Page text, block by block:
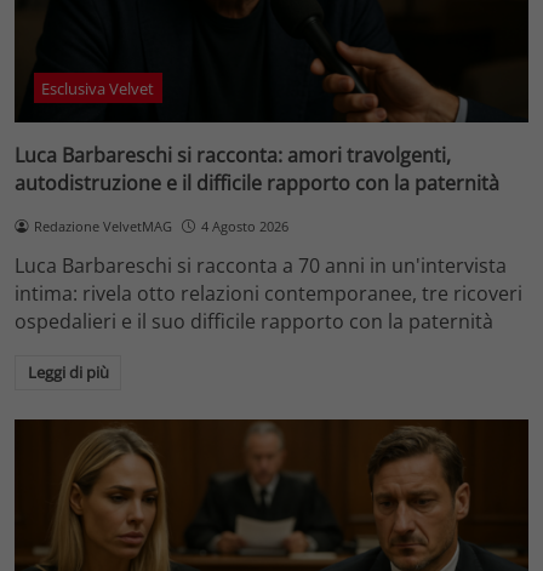
Esclusiva Velvet
Luca Barbareschi si racconta: amori travolgenti,
autodistruzione e il difficile rapporto con la paternità
Redazione VelvetMAG 4 Agosto 2026
Luca Barbareschi si racconta a 70 anni in un'intervista
intima: rivela otto relazioni contemporanee, tre ricoveri
ospedalieri e il suo difficile rapporto con la paternità
Leggi di più